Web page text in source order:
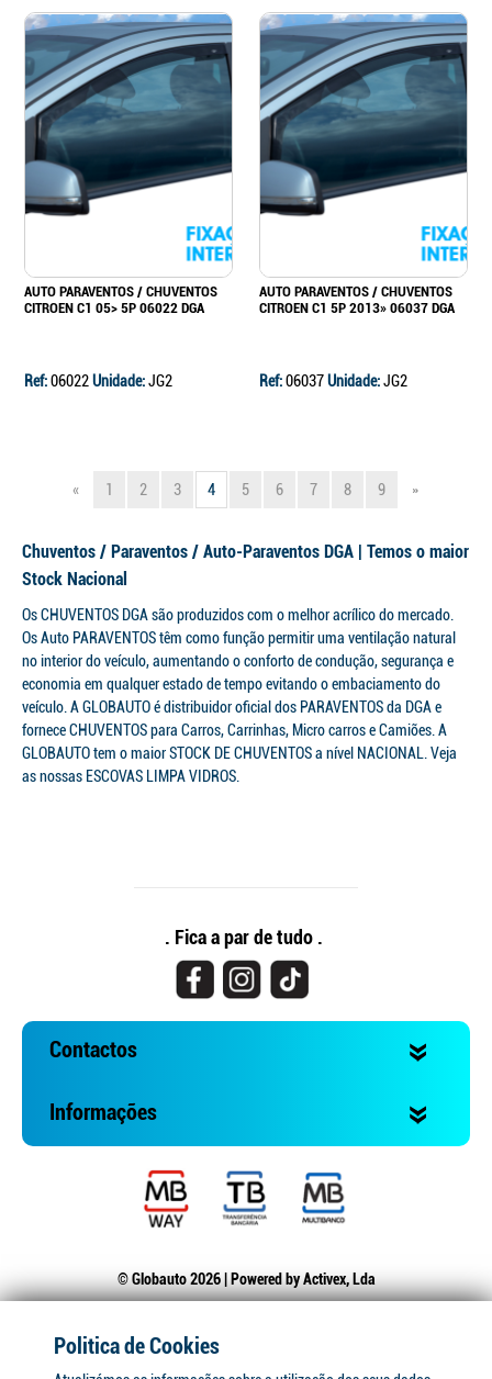
AUTO PARAVENTOS / CHUVENTOS
CITROEN C1 05> 5P 06022 DGA
Ref:06022Unidade:JG2
AUTO PARAVENTOS / CHUVENTOS
CITROEN C1 5P 2013» 06037 DGA
Ref:06037Unidade:JG2
« 1 2 3 4 5 6 7 8 9 »
Chuventos / Paraventos / Auto-Paraventos DGA | Temos o maior
Stock Nacional
Os CHUVENTOS DGA são produzidos com o melhor acrílico do mercado.
Os Auto PARAVENTOS têm como função permitir uma ventilação natural
no interior do veículo, aumentando o conforto de condução, segurança e
economia em qualquer estado de tempo evitando o embaciamento do
veículo. A GLOBAUTO é distribuidor oficial dos PARAVENTOS da DGA e
fornece CHUVENTOS para Carros, Carrinhas, Micro carros e Camiões. A
GLOBAUTO tem o maior STOCK DE CHUVENTOS a nível NACIONAL. Veja
as nossas ESCOVAS LIMPA VIDROS.
. Fica a par de tudo .
Contactos
Informações
© Globauto 2026 | Powered byActivex, Lda
Politica de Cookies